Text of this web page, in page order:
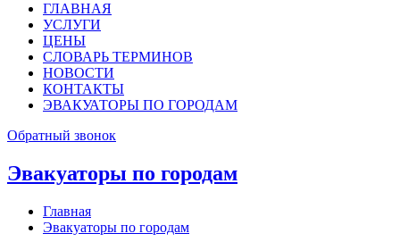
ГЛАВНАЯ
УСЛУГИ
ЦЕНЫ
СЛОВАРЬ ТЕРМИНОВ
НОВОСТИ
КОНТАКТЫ
ЭВАКУАТОРЫ ПО ГОРОДАМ
Обратный звонок
Эвакуаторы по городам
Главная
Эвакуаторы по городам